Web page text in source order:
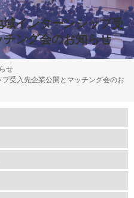
インターンシップ受
ング会のお知らせ
せ
受入先企業公開とマッチング会のお